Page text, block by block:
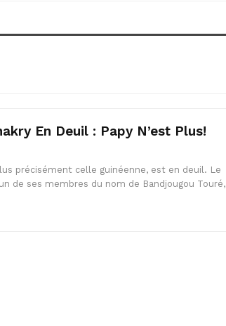
En Deuil : Papy N’est Plus!
précisément celle guinéenne, est en deuil. Le
de ses membres du nom de Bandjougou Touré,